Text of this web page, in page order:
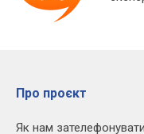
Про проєкт
Як нам